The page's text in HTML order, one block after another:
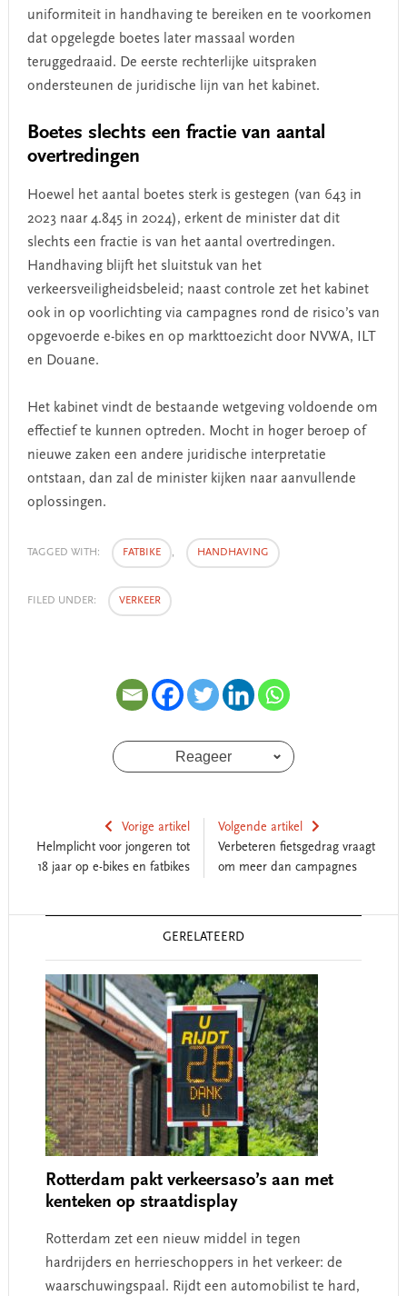
uniformiteit in handhaving te bereiken en te voorkomen
dat opgelegde boetes later massaal worden
teruggedraaid. De eerste rechterlijke uitspraken
ondersteunen de juridische lijn van het kabinet.
Boetes slechts een fractie van aantal
overtredingen
Hoewel het aantal boetes sterk is gestegen (van 643 in
2023 naar 4.845 in 2024), erkent de minister dat dit
slechts een fractie is van het aantal overtredingen.
Handhaving blijft het sluitstuk van het
verkeersveiligheidsbeleid; naast controle zet het kabinet
ook in op voorlichting via campagnes rond de risico’s van
opgevoerde e-bikes en op markttoezicht door NVWA, ILT
en Douane.
Het kabinet vindt de bestaande wetgeving voldoende om
effectief te kunnen optreden. Mocht in hoger beroep of
nieuwe zaken een andere juridische interpretatie
ontstaan, dan zal de minister kijken naar aanvullende
oplossingen.
TAGGED WITH: FATBIKE , HANDHAVING
FILED UNDER: VERKEER
Reageer
Vorige artikel
Helmplicht voor jongeren tot
18 jaar op e-bikes en fatbikes
Volgende artikel
Verbeteren fietsgedrag vraagt
om meer dan campagnes
GERELATEERD
Rotterdam pakt verkeersaso’s aan met
kenteken op straatdisplay
Rotterdam zet een nieuw middel in tegen
hardrijders en herrieschoppers in het verkeer: de
waarschuwingspaal. Rijdt een automobilist te hard,